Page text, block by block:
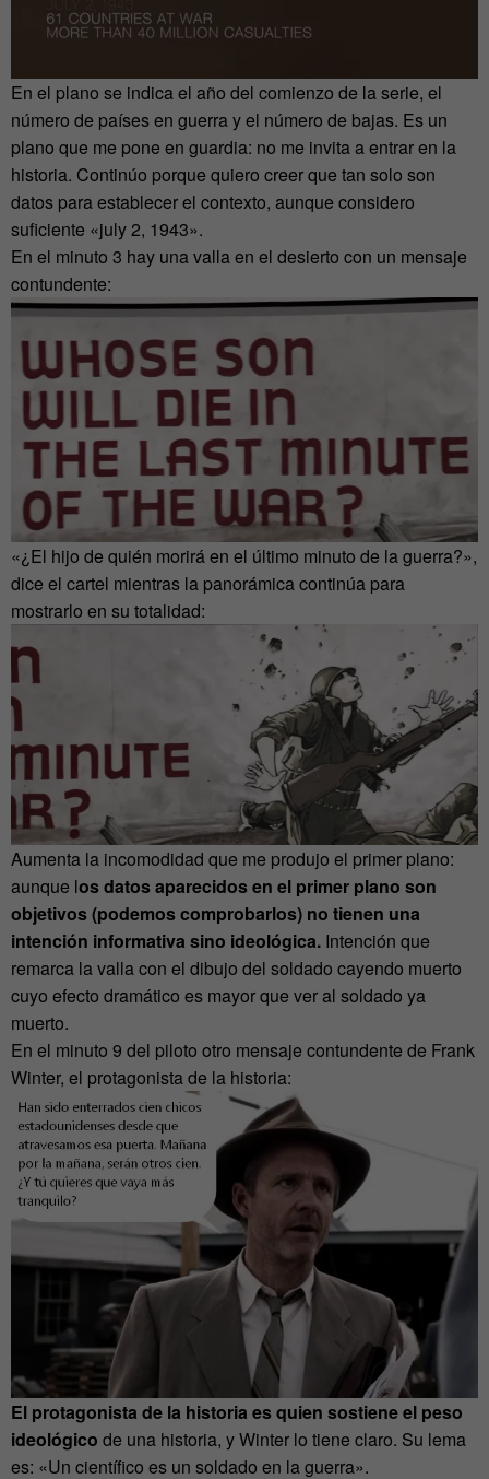
En el plano se indica el año del comienzo de la serie, el
número de países en guerra y el número de bajas. Es un
plano que me pone en guardia: no me invita a entrar en la
historia. Continúo porque quiero creer que tan solo son
datos para establecer el contexto, aunque considero
suficiente «july 2, 1943».
En el minuto 3 hay una valla en el desierto con un mensaje
contundente:
«¿El hijo de quién morirá en el último minuto de la guerra?»,
dice el cartel mientras la panorámica continúa para
mostrarlo en su totalidad:
Aumenta la incomodidad que me produjo el primer plano:
aunque los datos aparecidos en el primer plano son
objetivos (podemos comprobarlos) no tienen una
intención informativa sino ideológica. Intención que
remarca la valla con el dibujo del soldado cayendo muerto
cuyo efecto dramático es mayor que ver al soldado ya
muerto.
En el minuto 9 del piloto otro mensaje contundente de Frank
Winter, el protagonista de la historia:
El protagonista de la historia es quien sostiene el peso
ideológico de una historia, y Winter lo tiene claro. Su lema
es: «Un científico es un soldado en la guerra».